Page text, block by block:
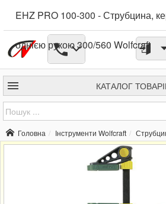
EHZ PRO 100-300 - Струбцина,
однією рукою 300/560 Wolfcraft
КАТАЛОГ
Головна Інструменти Wolfcraft